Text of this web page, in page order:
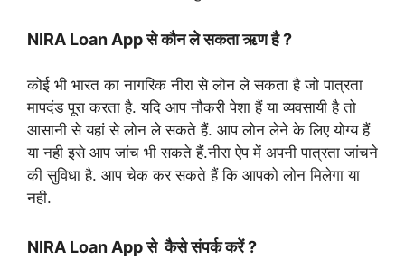
NIRA Loan App से कौन ले सकता ऋण है ?
कोई भी भारत का नागरिक नीरा से लोन ले सकता है जो पात्रता
मापदंड पूरा करता है. यदि आप नौकरी पेशा हैं या व्यवसायी है तो
आसानी से यहां से लोन ले सकते हैं. आप लोन लेने के लिए योग्य हैं
या नही इसे आप जांच भी सकते हैं.नीरा ऐप में अपनी पात्रता जांचने
की सुविधा है. आप चेक कर सकते हैं कि आपको लोन मिलेगा या
नही.
NIRA Loan App से कैसे संपर्क करें ?